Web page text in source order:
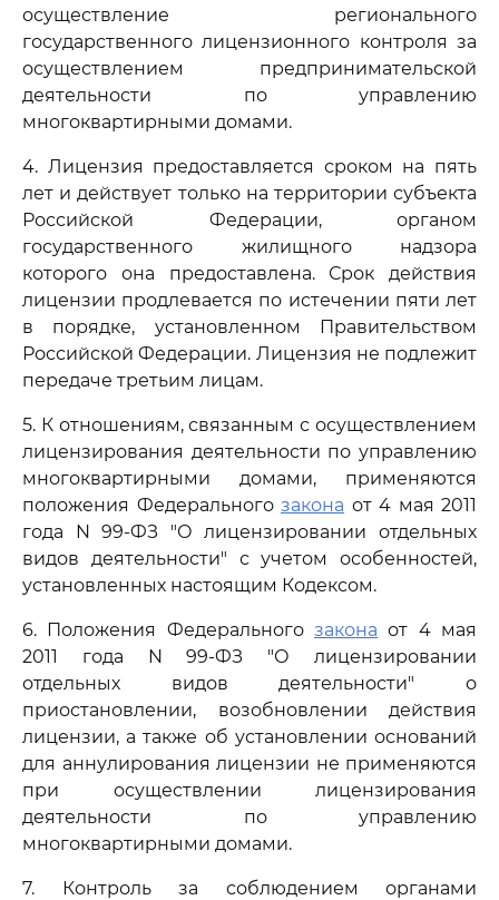
осуществление регионального
государственного лицензионного контроля за
осуществлением предпринимательской
деятельности по управлению
многоквартирными домами.
4. Лицензия предоставляется сроком на пять
лет и действует только на территории субъекта
Российской Федерации, органом
государственного жилищного надзора
которого она предоставлена. Срок действия
лицензии продлевается по истечении пяти лет
в порядке, установленном Правительством
Российской Федерации. Лицензия не подлежит
передаче третьим лицам.
5. К отношениям, связанным с осуществлением
лицензирования деятельности по управлению
многоквартирными домами, применяются
положения Федерального закона от 4 мая 2011
года N 99-ФЗ "О лицензировании отдельных
видов деятельности" с учетом особенностей,
установленных настоящим Кодексом.
6. Положения Федерального закона от 4 мая
2011 года N 99-ФЗ "О лицензировании
отдельных видов деятельности" о
приостановлении, возобновлении действия
лицензии, а также об установлении оснований
для аннулирования лицензии не применяются
при осуществлении лицензирования
деятельности по управлению
многоквартирными домами.
7. Контроль за соблюдением органами